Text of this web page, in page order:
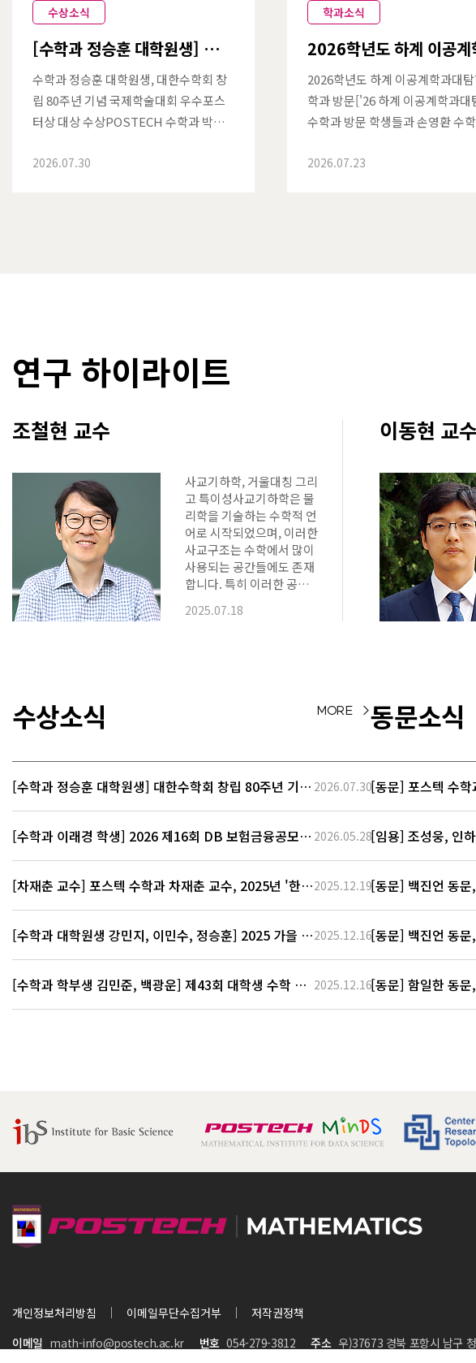
수상소식
[수학과 정승훈 대학원생] 대한
수학회 창립 80주년 기념 국제
학술대회 우수포스터상 대상
수상
수학과 정승훈 대학원생, 대한수학회 창
립 80주년 기념 국제학술대회 우수포스
터상 대상 수상POSTECH 수학과 박사
부터 25일까지 서울 과학기술컨벤션센
2026.07.30
학과소식
2026학년도 하계 이공계
대탐험 수학과 방문
2026학년도 하계 이공계학과대
학과 방문['26 하계 이공계학과대
수학과 방문 학생들과 손영환 수
TECH 수학과에서 '2026학년도 하
2026.07.23
연구 하이라이트
조철현 교수
사교기하학, 거울대칭 그리
고 특이성사교기하학은 물
리학을 기술하는 수학적 언
어로 시작되었으며, 이러한
사교구조는 수학에서 많이
사용되는 공간들에도 존재
합니다. 특히 이러한 공간
하학을 통해 지난 30여년간
니다.이러한 연결관계를 거
제공하…
2025.07.18
이동현 교수
수상소식 MORE >
[수학과 정승훈 대학원생] 대한수학회 창립 80주년 기념 2026.07.30
[수학과 이래경 학생] 2026 제16회 DB 보험금융공모전 2026.05.28
[차재춘 교수] 포스텍 수학과 차재춘 교수, 2025년 '한국2025.12.19
[수학과 대학원생 강민지, 이민수, 정승훈] 2025 가을 학2025.12.16
[수학과 학부생 김민준, 백광운] 제43회 대학생 수학 경 2025.12.16
동문소식
[동문] 포스텍 수
[임용] 조성웅, 인
[동문] 백진언 동문
[동문] 백진언 동
[동문] 함일한 동문
개인정보처리방침 이메일무단수집거부
저작권정책
이메일 math-info@postech.ac.kr 번호 054-279-3812 주소 우)37673 경북 포항시 남구